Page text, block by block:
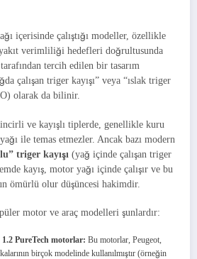
içerisinde çalıştığı modeller, özellikle
verimliliği hedefleri doğrultusunda
tercih edilen bir tasarım
çalışan triger kayışı” veya “ıslak triger
olarak da bilinir.
ve kayışlı tiplerde, genellikle kuru
ile temas etmezler. Ancak bazı modern
triger kayışı (yağ içinde çalışan triger
kayış, motor yağı içinde çalışır ve bu
ömürlü olur düşüncesi hakimdir.
motor ve araç modelleri şunlardır:
PureTech motorlar: Bu motorlar, Peugeot,
birçok modelinde kullanılmıştır (örneğin